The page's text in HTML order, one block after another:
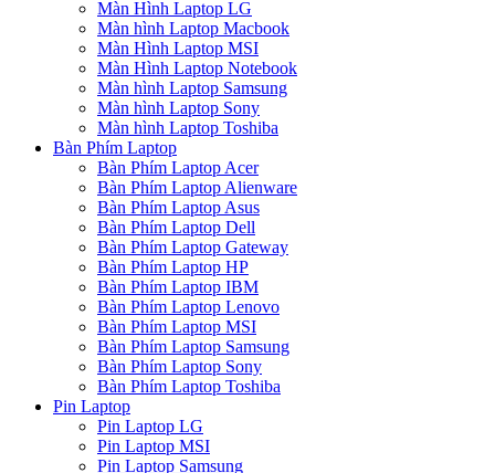
Màn Hình Laptop LG
Màn hình Laptop Macbook
Màn Hình Laptop MSI
Màn Hình Laptop Notebook
Màn hình Laptop Samsung
Màn hình Laptop Sony
Màn hình Laptop Toshiba
Bàn Phím Laptop
Bàn Phím Laptop Acer
Bàn Phím Laptop Alienware
Bàn Phím Laptop Asus
Bàn Phím Laptop Dell
Bàn Phím Laptop Gateway
Bàn Phím Laptop HP
Bàn Phím Laptop IBM
Bàn Phím Laptop Lenovo
Bàn Phím Laptop MSI
Bàn Phím Laptop Samsung
Bàn Phím Laptop Sony
Bàn Phím Laptop Toshiba
Pin Laptop
Pin Laptop LG
Pin Laptop MSI
Pin Laptop Samsung